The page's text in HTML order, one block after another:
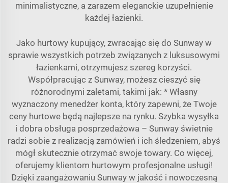
minimalistyczne, a zarazem eleganckie uzupełnienie
każdej łazienki.
Jako hurtowy kupujący, zwracając się do Sunway w
sprawie wszystkich potrzeb związanych z luksusowymi
łazienkami, otrzymujesz szereg korzyści.
Współpracując z Sunway, możesz cieszyć się
różnorodnymi zaletami, takimi jak: * Własny
wyznaczony menedżer konta, który zapewni, że Twoje
ceny hurtowe będą najlepsze na rynku. Szybka wysyłka
i dobra obsługa posprzedażowa – Sunway świetnie
radzi sobie z realizacją zamówień i ich śledzeniem, abyś
mógł skutecznie otrzymać swoje towary. Co więcej,
oferujemy klientom hurtowym profesjonalne usługi!
Dzięki zaangażowaniu Sunway w jakość i nowoczesną